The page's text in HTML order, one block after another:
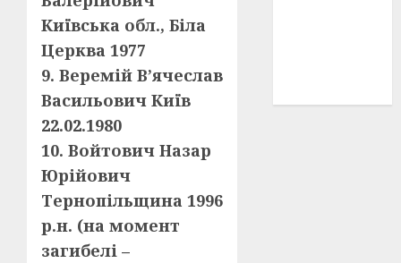
Київська обл., Біла
Церква 1977
9. Веремій В’ячеслав
Васильович Київ
22.02.1980
10. Войтович Назар
Юрійович
Тернопільщина 1996
р.н. (на момент
загибелі –